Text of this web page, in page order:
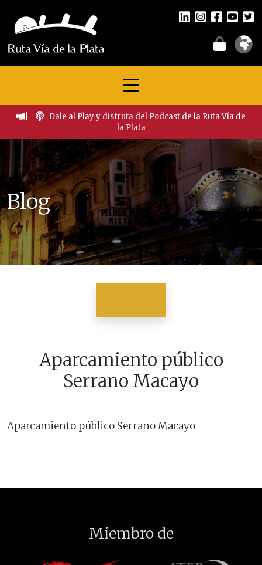
Dale al Play y disfruta del Podcast de la Ruta Vía de
la Plata
Blog
Aparcamiento público
Serrano Macayo
Aparcamiento público Serrano Macayo
Miembro de